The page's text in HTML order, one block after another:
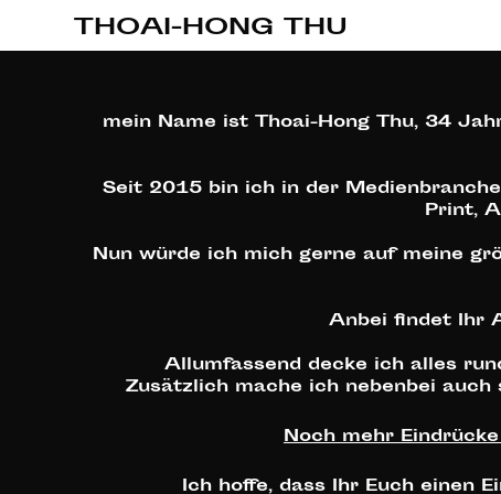
THOAI-HONG THU
mein Name ist Thoai-Hong Thu, 34
Seit 2015 bin ich in der
Print,
Nun würde ich mich gerne auf meine
Anbei findet Ihr
Allumfassend decke ich alles
Zusätzlich mache ich nebenbei
Noch mehr
Ich hoffe, dass Ihr Euch einen